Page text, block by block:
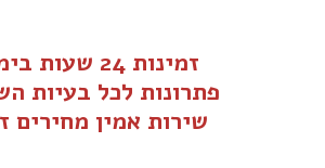
זמינות 24 שעות ביממה
פתרונות לכל בעיות ה
שירות אמין מחירים